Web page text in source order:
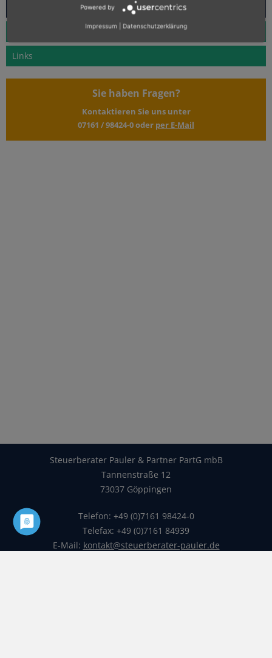
Links
Sie haben Fragen?
Kontaktieren Sie uns unter
07161 / 98424-0oder per E-Mail
Steuerberater Pauler & Partner PartG mbB
Tannenstraße 12
73037 Göppingen
Telefon: +49 (0)7161 98424-0
Telefax: +49 (0)7161 84939
E-Mail: kontakt@steuerberater-pauler.de
Powered by
Impressum Datenschutzerklärung